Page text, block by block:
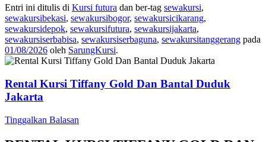
Entri ini ditulis di Kursi futura dan ber-tag sewakursi,
sewakursibekasi, sewakursibogor, sewakursicikarang,
sewakursidepok, sewakursifutura, sewakursijakarta,
sewakursiserbabisa, sewakursiserbaguna, sewakursitanggerang pada
01/08/2026 oleh SarungKursi.
Rental Kursi Tiffany Gold Dan Bantal Duduk
Jakarta
Tinggalkan Balasan